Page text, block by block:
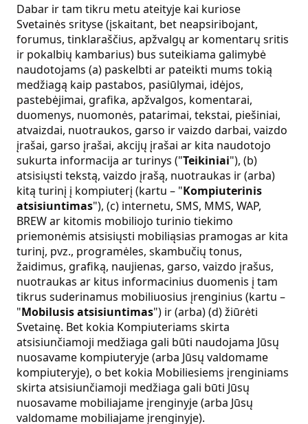
Dabar ir tam tikru metu ateityje kai kuriose
Svetainės srityse (įskaitant, bet neapsiribojant,
forumus, tinklaraščius, apžvalgų ar komentarų sritis
ir pokalbių kambarius) bus suteikiama galimybė
naudotojams (a) paskelbti ar pateikti mums tokią
medžiagą kaip pastabos, pasiūlymai, idėjos,
pastebėjimai, grafika, apžvalgos, komentarai,
duomenys, nuomonės, patarimai, tekstai, piešiniai,
atvaizdai, nuotraukos, garso ir vaizdo darbai, vaizdo
įrašai, garso įrašai, akcijų įrašai ar kita naudotojo
sukurta informacija ar turinys ("Teikiniai"), (b)
atsisiųsti tekstą, vaizdo įrašą, nuotraukas ir (arba)
kitą turinį į kompiuterį (kartu – "Kompiuterinis
atsisiuntimas"), (c) internetu, SMS, MMS, WAP,
BREW ar kitomis mobiliojo turinio tiekimo
priemonėmis atsisiųsti mobiliąsias pramogas ar kita
turinį, pvz., programėles, skambučių tonus,
žaidimus, grafiką, naujienas, garso, vaizdo įrašus,
nuotraukas ar kitus informacinius duomenis į tam
tikrus suderinamus mobiliuosius įrenginius (kartu –
"Mobilusis atsisiuntimas") ir (arba) (d) žiūrėti
Svetainę. Bet kokia Kompiuteriams skirta
atsisiunčiamoji medžiaga gali būti naudojama Jūsų
nuosavame kompiuteryje (arba Jūsų valdomame
kompiuteryje), o bet kokia Mobiliesiems įrenginiams
skirta atsisiunčiamoji medžiaga gali būti Jūsų
nuosavame mobiliajame įrenginyje (arba Jūsų
valdomame mobiliajame įrenginyje).